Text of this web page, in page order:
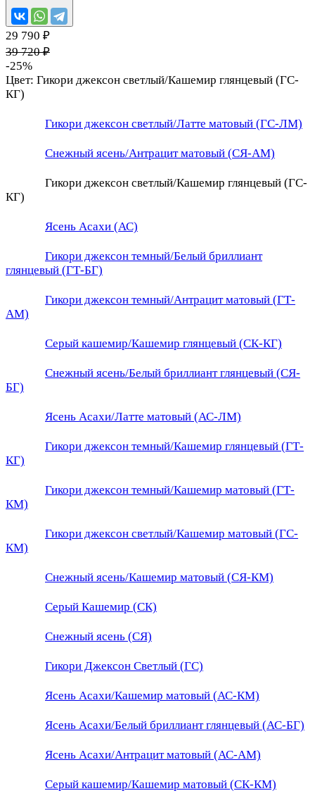
29 790 ₽
39 720 ₽
-25%
Цвет: Гикори джексон светлый/Кашемир глянцевый (ГС-
КГ)
Гикори джексон светлый/Латте матовый (ГС-ЛМ)
Снежный ясень/Антрацит матовый (СЯ-АМ)
Гикори джексон светлый/Кашемир глянцевый (ГС-
КГ)
Ясень Асахи (АС)
Гикори джексон темный/Белый бриллиант
глянцевый (ГТ-БГ)
Гикори джексон темный/Антрацит матовый (ГТ-
АМ)
Серый кашемир/Кашемир глянцевый (СК-КГ)
Снежный ясень/Белый бриллиант глянцевый (СЯ-
БГ)
Ясень Асахи/Латте матовый (АС-ЛМ)
Гикори джексон темный/Кашемир глянцевый (ГТ-
КГ)
Гикори джексон темный/Кашемир матовый (ГТ-
КМ)
Гикори джексон светлый/Кашемир матовый (ГС-
КМ)
Снежный ясень/Кашемир матовый (СЯ-КМ)
Серый Кашемир (СК)
Снежный ясень (СЯ)
Гикори Джексон Светлый (ГС)
Ясень Асахи/Кашемир матовый (АС-КМ)
Ясень Асахи/Белый бриллиант глянцевый (АС-БГ)
Ясень Асахи/Антрацит матовый (АС-АМ)
Серый кашемир/Кашемир матовый (СК-КМ)